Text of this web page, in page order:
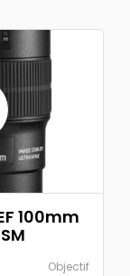
100mm
Objectif